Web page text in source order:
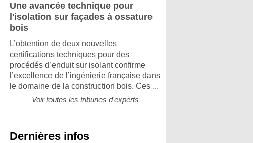
Une avancée technique pour
l'isolation sur façades à ossature
bois
L’obtention de deux nouvelles
certifications techniques pour des
procédés d’enduit sur isolant confirme
l’excellence de l’ingénierie française dans
le domaine de la construction bois. Ces ...
Voir toutes les tribunes d'experts
Dernières infos